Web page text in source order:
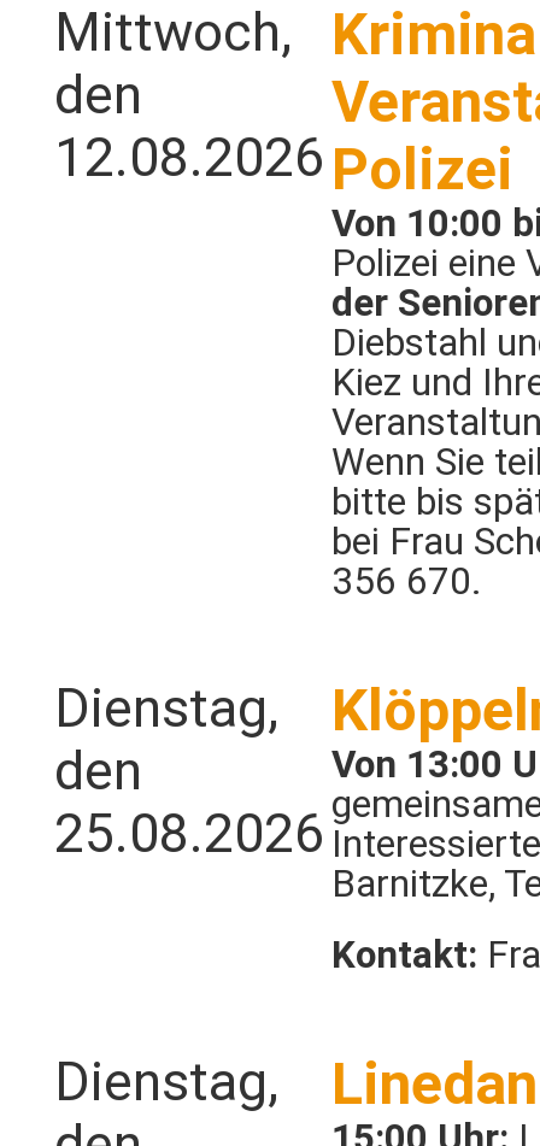
Mittwoch,
den
12.08.2026 Polizei
Von 10:00
Polizei eine
der
Diebstahl
Kiez und
Wenn Sie
bitte bis
bei Frau
356 670.
Dienstag,
den
25.08.2026
Von 13:00
Barnitzke,
Kontakt:
Dienstag,